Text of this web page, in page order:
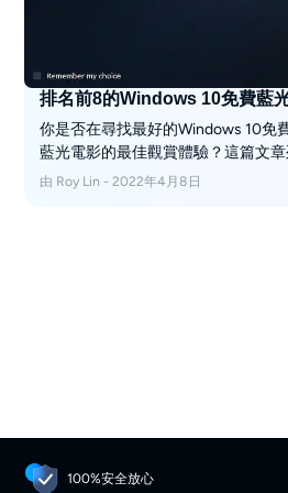
排名前8的Windows 10免費藍
你是否在尋找最好的Windows 10免
藍光電影的最佳觀賞體驗？這篇文
Windows藍光播放機供您選擇，並
由 Roy Lin - 2022年4月8日
100%安全放心